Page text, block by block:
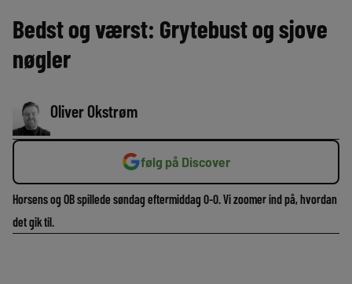
Bedst og værst: Grytebust og sjove
nøgler
Oliver Okstrøm
følg på Discover
Horsens og OB spillede søndag eftermiddag 0-0. Vi zoomer ind på, hvordan
det gik til.